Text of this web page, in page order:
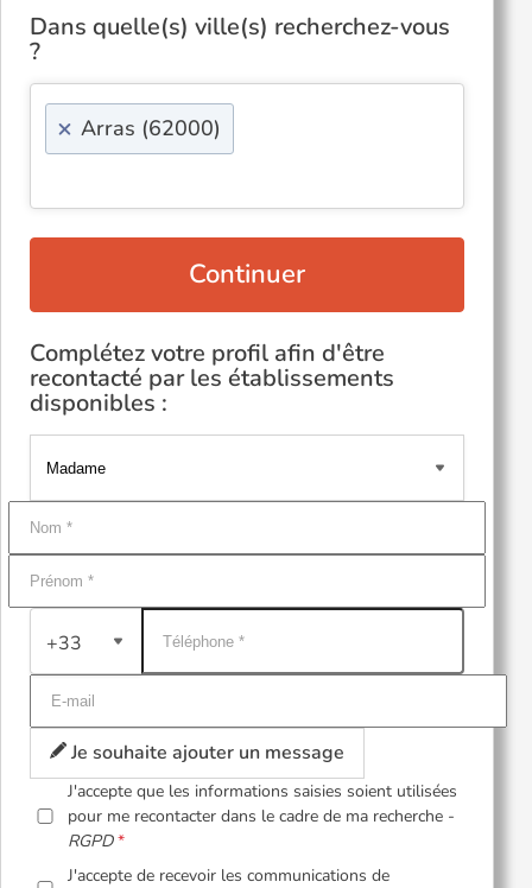
Dans quelle(s) ville(s) recherchez-vous
?
× Arras (62000)
Continuer
Complétez votre profil afin d'être
recontacté par les établissements
disponibles :
+33
Je souhaite ajouter un message
J'accepte que les informations saisies soient utilisées
pour me recontacter dans le cadre de ma recherche -
RGPD
J'accepte de recevoir les communications de